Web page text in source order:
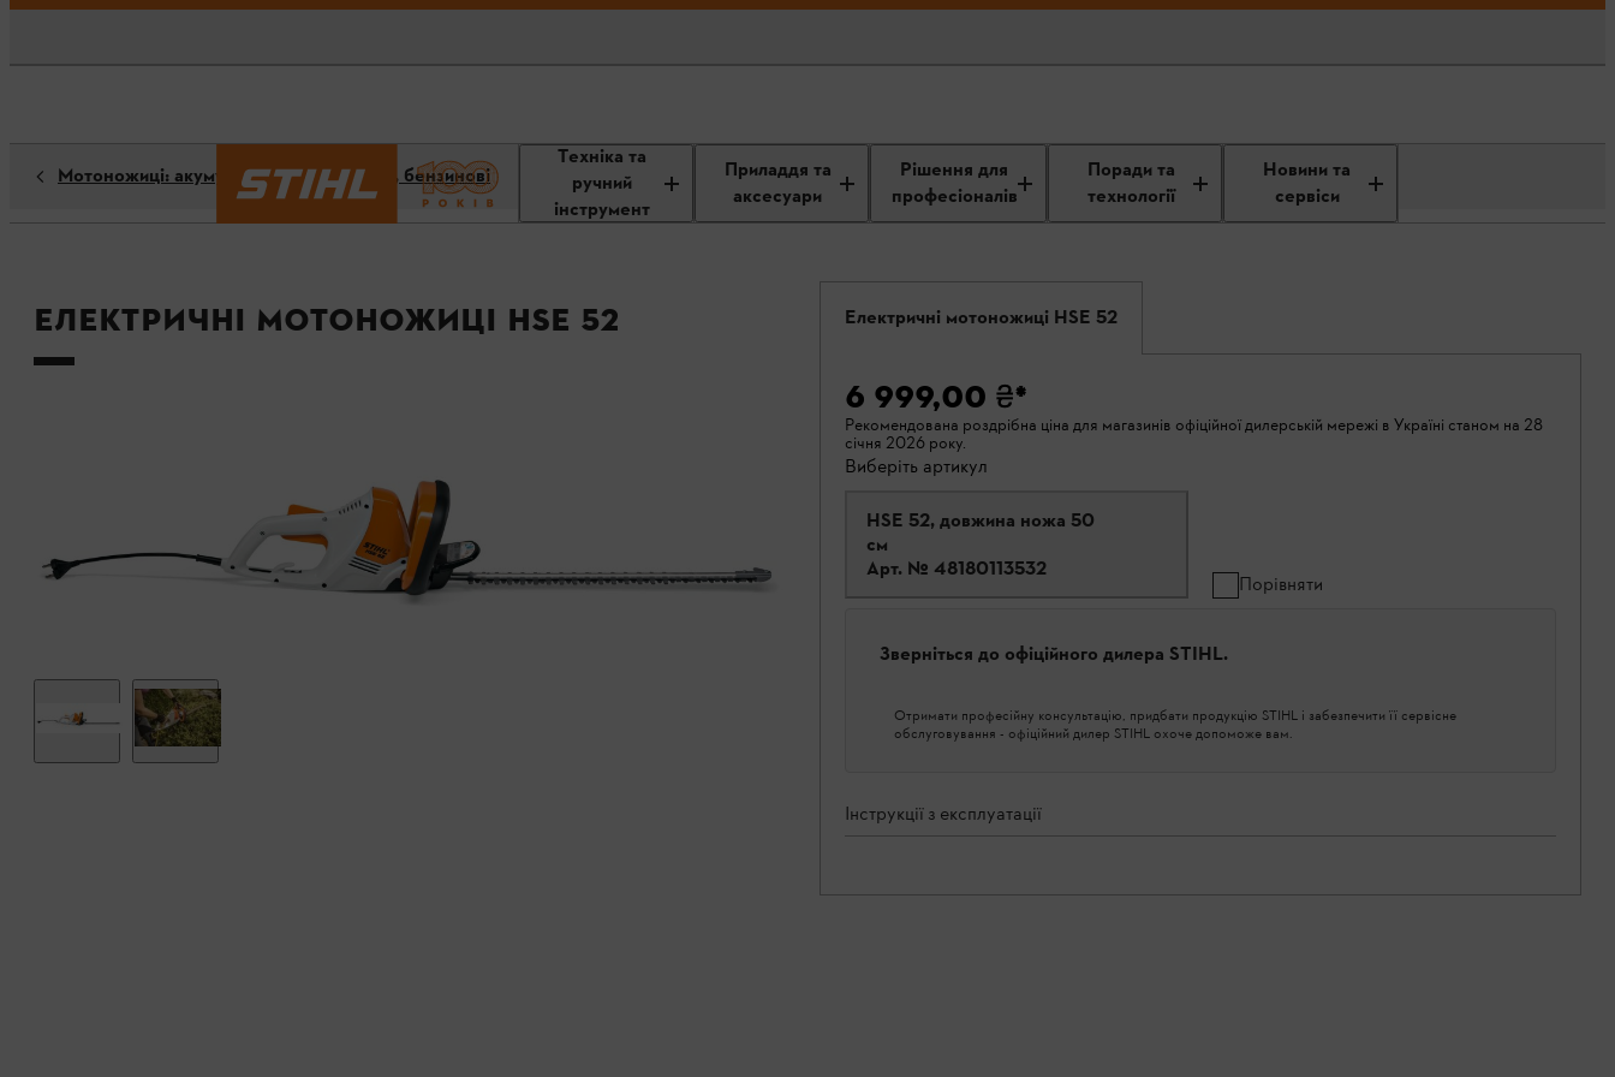
Техніка та
ручний
інструмент
Приладдя та
аксесуари
Рішення для
професіоналів
Поради та
технології
Новини та
сервіси
Мотоножиці: акумуляторні, електричні, бензинові
Електричні мотоножиці HSE 52 Електричні мотоножиці HSE 52
6 999,00 ₴*
Рекомендована роздрібна ціна для магазинів офіційної дилерській мережі в Україні станом на 28
січня 2026 року.
Виберіть артикул
HSE 52, довжина ножа 50
см
Арт. № 48180113532
Порівняти
Зверніться до офіційного дилера STIHL.
Отримати професійну консультацію, придбати продукцію STIHL і забезпечити її сервісне
обслуговування - офіційний дилер STIHL охоче допоможе вам.
Інструкції з експлуатації